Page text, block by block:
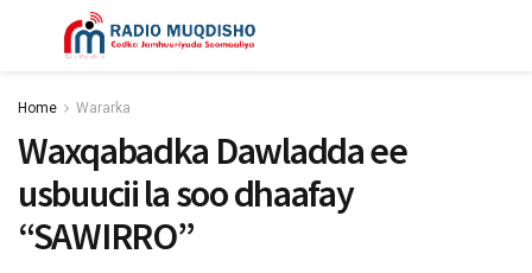
Home Wararka
Waxqabadka Dawladda ee
usbuucii la soo dhaafay
“SAWIRRO”